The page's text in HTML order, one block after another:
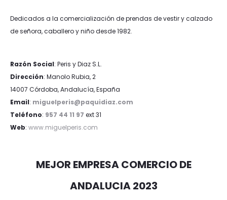
Dedicados a la comercialización de prendas de vestir y calzado
de señora, caballero y niño desde 1982.
Razón Social: Peris y Diaz S.L.
Dirección: Manolo Rubia, 2
14007 Córdoba, Andalucía, España
Email: miguelperis@paquidiaz.com
Teléfono: 957 44 11 97 ext 31
Web: www.miguelperis.com
MEJOR EMPRESA COMERCIO DE
ANDALUCIA 2023